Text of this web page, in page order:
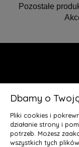
Pozostałe
Dbamy o
Pliki cookies i
działanie strony i
potrzeb. Możesz
wszystkich tych